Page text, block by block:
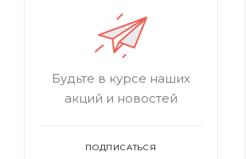
Будьте в курсе наших
акций и новостей
ПОДПИСАТЬСЯ